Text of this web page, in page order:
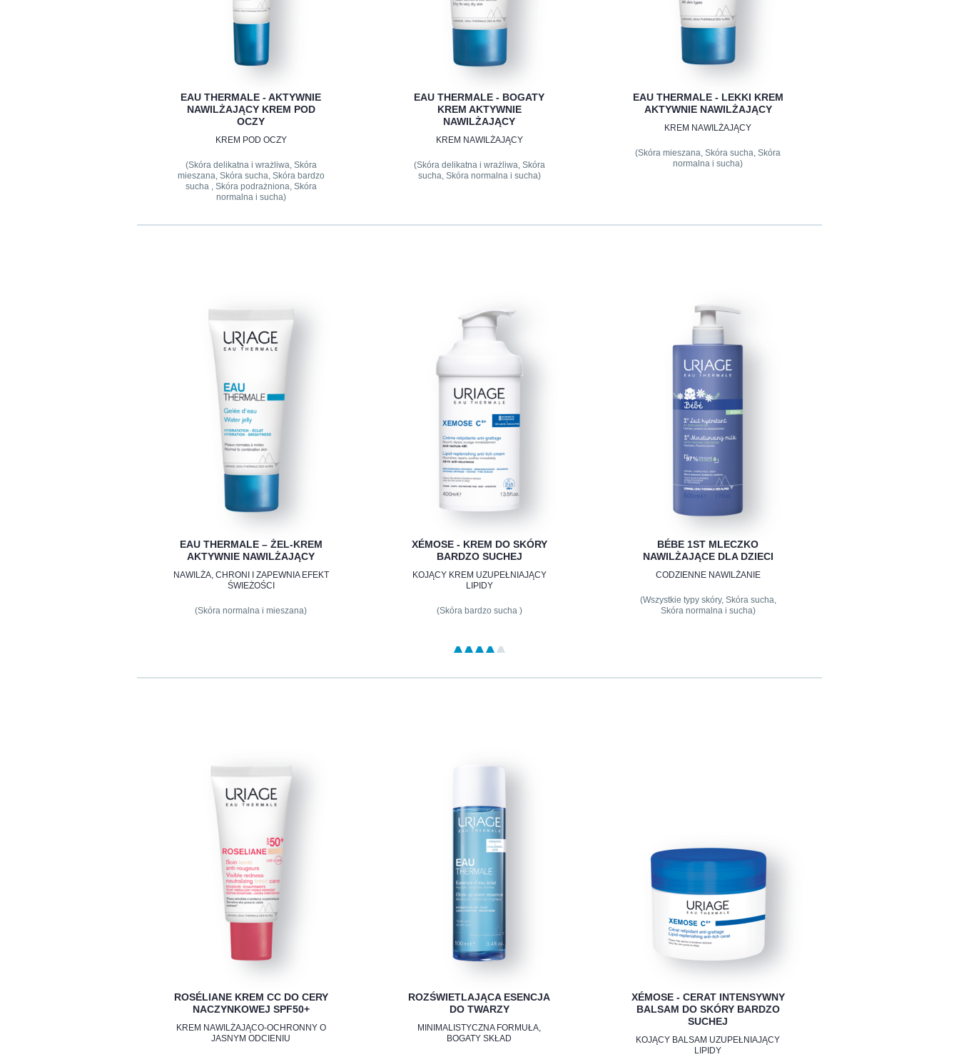
EAU THERMALE - AKTYWNIE
NAWILŻAJĄCY KREM POD
OCZY
KREM POD OCZY
(Skóra delikatna i wrażliwa, Skóra
mieszana, Skóra sucha, Skóra bardzo
sucha , Skóra podrażniona, Skóra
normalna i sucha)
EAU THERMALE - BOGATY
KREM AKTYWNIE
NAWILŻAJĄCY
KREM NAWILŻAJĄCY
(Skóra delikatna i wrażliwa, Skóra
sucha, Skóra normalna i sucha)
EAU THERMALE - LEKKI KREM
AKTYWNIE NAWILŻAJĄCY
KREM NAWILŻAJĄCY
(Skóra mieszana, Skóra sucha, Skóra
normalna i sucha)
EAU THERMALE – ŻEL-KREM
AKTYWNIE NAWILŻAJĄCY
NAWILŻA, CHRONI I ZAPEWNIA EFEKT
ŚWIEŻOŚCI
(Skóra normalna i mieszana)
XÉMOSE - KREM DO SKÓRY
BARDZO SUCHEJ
KOJĄCY KREM UZUPEŁNIAJĄCY
LIPIDY
(Skóra bardzo sucha )
BÉBE 1ST MLECZKO
NAWILŻAJĄCE DLA DZIECI
CODZIENNE NAWILŻANIE
(Wszystkie typy skóry, Skóra sucha,
Skóra normalna i sucha)
ROSÉLIANE KREM CC DO CERY
NACZYNKOWEJ SPF50+
KREM NAWILŻAJĄCO-OCHRONNY O
JASNYM ODCIENIU
ROZŚWIETLAJĄCA ESENCJA
DO TWARZY
MINIMALISTYCZNA FORMUŁA,
BOGATY SKŁAD
XÉMOSE - CERAT INTENSYWNY
BALSAM DO SKÓRY BARDZO
SUCHEJ
KOJĄCY BALSAM UZUPEŁNIAJĄCY
LIPIDY